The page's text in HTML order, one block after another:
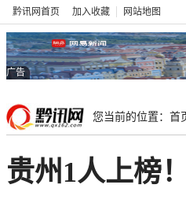
黔讯网首页 加入收藏 网站地图
广告
您当前的位置： 首
贵州1人上榜